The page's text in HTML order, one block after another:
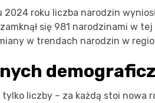
2024 roku liczba narodzin
się 981 narodzinami w
w trendach narodzin w
liczby – za każdą stoi nowa